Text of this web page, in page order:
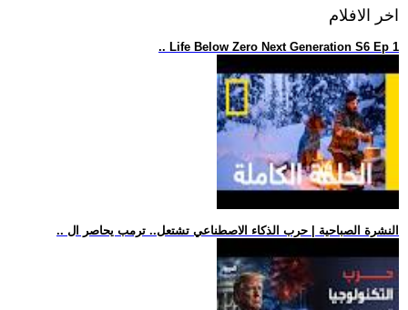
اخر الافلام
.. Life Below Zero Next Generation S6 Ep 1
.. النشرة الصباحية | حرب الذكاء الاصطناعي تشتعل.. ترمب يحاصر ال